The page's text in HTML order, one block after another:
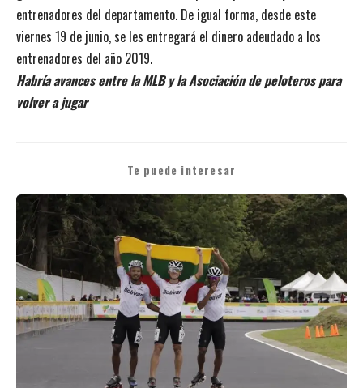
entrenadores del departamento. De igual forma, desde este
viernes 19 de junio, se les entregará el dinero adeudado a los
entrenadores del año 2019.
Habría avances entre la MLB y la Asociación de peloteros para
volver a jugar
Te puede interesar